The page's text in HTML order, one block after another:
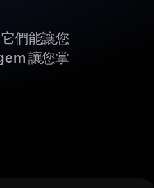
們能讓您
讓您掌